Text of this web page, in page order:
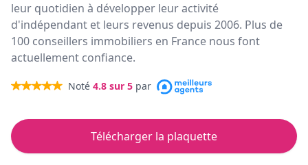
leur quotidien à développer leur activité
d'indépendant et leurs revenus depuis 2006. Plus de
100 conseillers immobiliers en France nous font
actuellement confiance.
Noté 4.8 sur 5 par
Télécharger la plaquette